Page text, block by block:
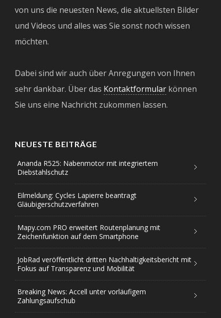
von uns die neuesten News, die aktuellsten Bilder
und Videos und alles was Sie sonst noch wissen
möchten.
Dabei sind wir auch über Anregungen von Ihnen
sehr dankbar. Über das Kontaktformular können
Sie uns eine Nachricht zukommen lassen.
NEUESTE BEITRÄGE
Ananda R525: Nabenmotor mit integriertem
Diebstahlschutz
Eilmeldung: Cycles Lapierre beantragt
Gläubigerschutzverfahren
Mapy.com PRO erweitert Routenplanung mit
Zeichenfunktion auf dem Smartphone
JobRad veröffentlicht dritten Nachhaltigkeitsbericht mit
Fokus auf Transparenz und Mobilität
Breaking News: Accell unter vorläufigem
Zahlungsaufschub